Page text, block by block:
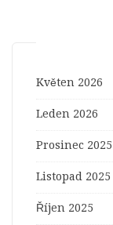
Květen 2026
Leden 2026
Prosinec 2025
Listopad 2025
Říjen 2025